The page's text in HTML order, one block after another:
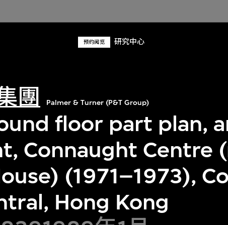
预约阅览 研究中心
團 Palmer & Turner (P&T Group)
floor part plan,
Connaught Centre
(1971–1973),
Hong Kong